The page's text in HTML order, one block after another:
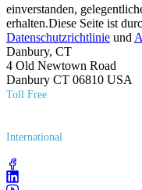
einverstanden,
erhalten.Diese Seite ist
Datenschutzrichtlinie und
Danbury, CT
4 Old Newtown Road
Danbury CT 06810 USA
Toll Free
International